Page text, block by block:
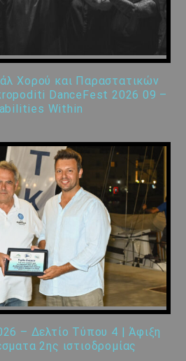
Χορού και Παραστατικών
DanceFest 2026 09 –
Within
– Δελτίο Τύπου 4 | Άφιξη
2ης ιστιοδρομίας